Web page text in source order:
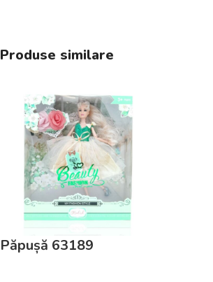
Produse similare
Păpușă 63189